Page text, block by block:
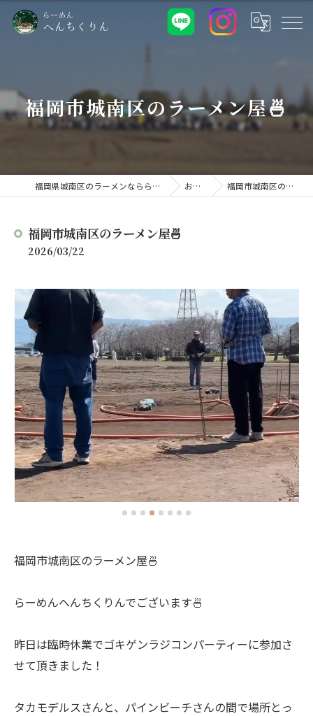
福岡市城南区のラーメン屋🍜
福岡県城南区のラーメンなららーめん へんちくりん お知らせ 福岡市城南区のラーメン屋🍜
福岡市城南区のラーメン屋🍜
2026/03/22
福岡市城南区のラーメン屋🍜
らーめんへんちくりんでございます🍜
昨日は臨時休業でゴキゲンラジコンパーティーに参加さ
せて頂きました！
タカモデルスさんと、パインビーチさんの間で場所とっ